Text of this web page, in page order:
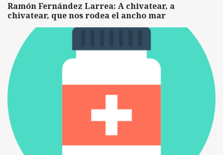
Ramón Fernández Larrea: A chivatear, a
chivatear, que nos rodea el ancho mar